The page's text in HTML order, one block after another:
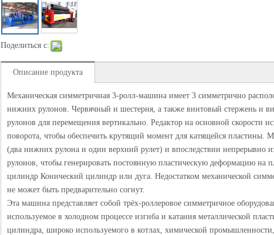
Поделиться с:
Описание продукта
Механическая симметричная 3-ролл-машина имеет 3 симметрично
нижних рулонов. Червячный и шестерня, а также винтовый стержень и
рулонов для перемещения вертикально. Редактор на основной скорости
поворота, чтобы обеспечить крутящий момент для катящейся пластины.
(два нижних рулона и один верхний рулет) и впоследствии непрерывно
рулонов, чтобы генерировать постоянную пластическую деформацию на
цилиндр Конический цилиндр или дуга. Недостатком механической
не может быть предварительно согнут.
Эта машина представляет собой трёх-роллеровое симметричное
используемое в холодном процессе изгиба и катания металлической
цилиндра, широко используемого в котлах, химической промышленности,